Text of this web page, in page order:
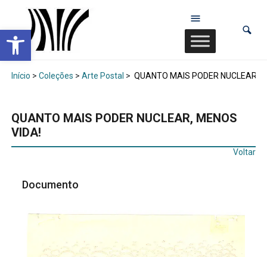
Abrir a barra de ferramentas
Início > Coleções > Arte Postal > QUANTO MAIS PODER NUCLEAR,
QUANTO MAIS PODER NUCLEAR, MENOS
VIDA!
Voltar
Documento